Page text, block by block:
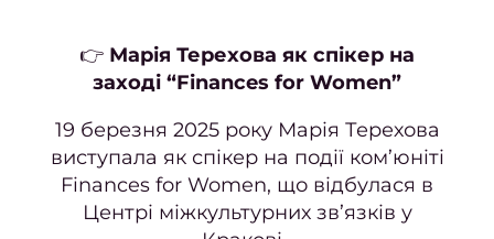
👉 Марія Терехова як спікер на
заході “Finances for Women”
19 березня 2025 року Марія Терехова
виступала як спікер на події ком’юніті
Finances for Women, що відбулася в
Центрі міжкультурних зв’язків у